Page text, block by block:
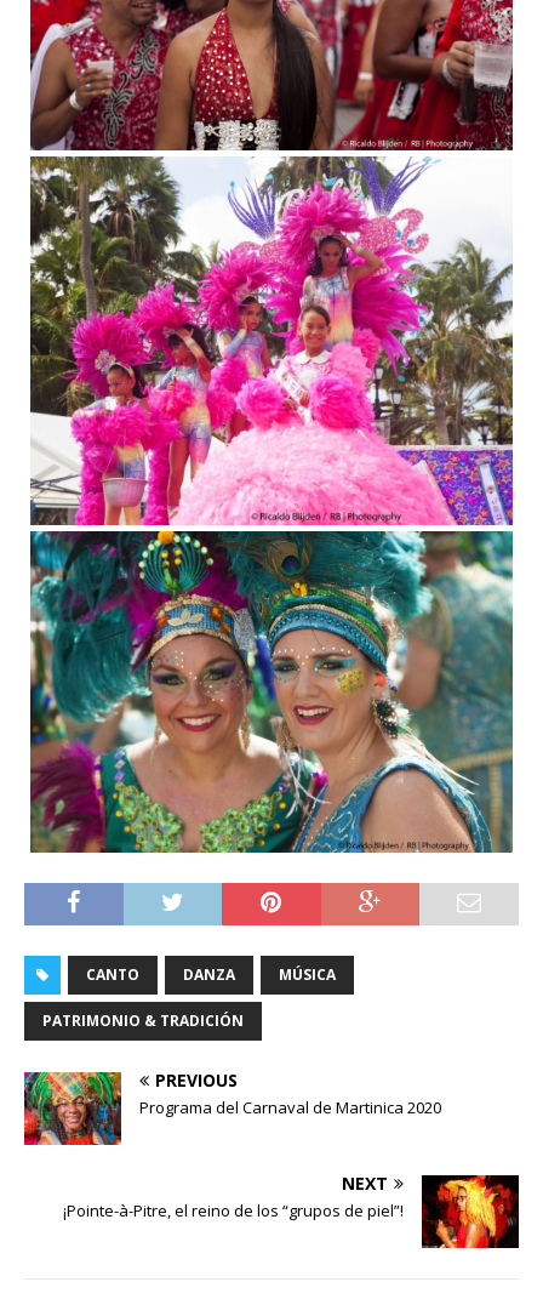
CANTO DANZA MÚSICA
PATRIMONIO & TRADICIÓN
PREVIOUS
Programa del Carnaval de Martinica 2020
NEXT
¡Pointe-à-Pitre, el reino de los “grupos de piel”!